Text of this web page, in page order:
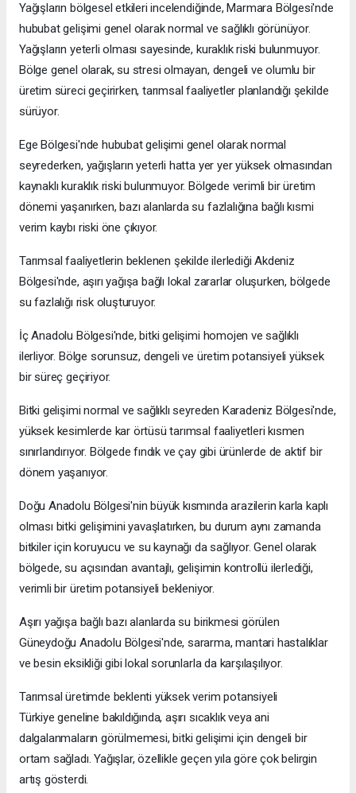
Yağışların bölgesel etkileri incelendiğinde, Marmara Bölgesi'nde
hububat gelişimi genel olarak normal ve sağlıklı görünüyor.
Yağışların yeterli olması sayesinde, kuraklık riski bulunmuyor.
Bölge genel olarak, su stresi olmayan, dengeli ve olumlu bir
üretim süreci geçirirken, tarımsal faaliyetler planlandığı şekilde
sürüyor.
Ege Bölgesi'nde hububat gelişimi genel olarak normal
seyrederken, yağışların yeterli hatta yer yer yüksek olmasından
kaynaklı kuraklık riski bulunmuyor. Bölgede verimli bir üretim
dönemi yaşanırken, bazı alanlarda su fazlalığına bağlı kısmi
verim kaybı riski öne çıkıyor.
Tarımsal faaliyetlerin beklenen şekilde ilerlediği Akdeniz
Bölgesi'nde, aşırı yağışa bağlı lokal zararlar oluşurken, bölgede
su fazlalığı risk oluşturuyor.
İç Anadolu Bölgesi'nde, bitki gelişimi homojen ve sağlıklı
ilerliyor. Bölge sorunsuz, dengeli ve üretim potansiyeli yüksek
bir süreç geçiriyor.
Bitki gelişimi normal ve sağlıklı seyreden Karadeniz Bölgesi'nde,
yüksek kesimlerde kar örtüsü tarımsal faaliyetleri kısmen
sınırlandırıyor. Bölgede fındık ve çay gibi ürünlerde de aktif bir
dönem yaşanıyor.
Doğu Anadolu Bölgesi'nin büyük kısmında arazilerin karla kaplı
olması bitki gelişimini yavaşlatırken, bu durum aynı zamanda
bitkiler için koruyucu ve su kaynağı da sağlıyor. Genel olarak
bölgede, su açısından avantajlı, gelişimin kontrollü ilerlediği,
verimli bir üretim potansiyeli bekleniyor.
Aşırı yağışa bağlı bazı alanlarda su birikmesi görülen
Güneydoğu Anadolu Bölgesi'nde, sararma, mantari hastalıklar
ve besin eksikliği gibi lokal sorunlarla da karşılaşılıyor.
Tarımsal üretimde beklenti yüksek verim potansiyeli
Türkiye geneline bakıldığında, aşırı sıcaklık veya ani
dalgalanmaların görülmemesi, bitki gelişimi için dengeli bir
ortam sağladı. Yağışlar, özellikle geçen yıla göre çok belirgin
artış gösterdi.